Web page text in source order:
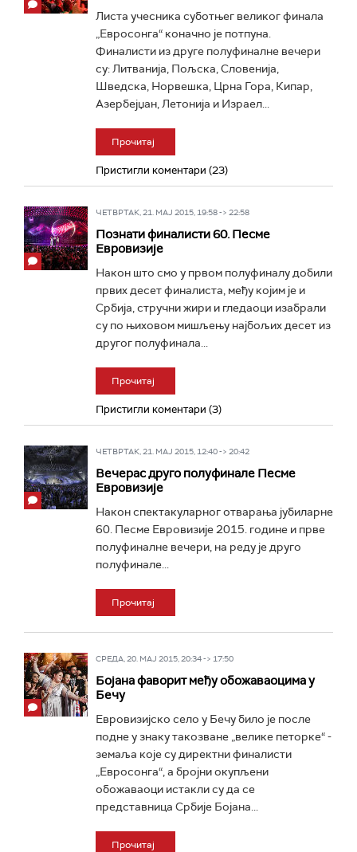
Листа учесника суботњег великог финала
„Евросонга“ коначно је потпуна.
Финалисти из друге полуфиналне вечери
су: Литванија, Пољска, Словенија,
Шведска, Норвешка, Црна Гора, Кипар,
Азербејџан, Летонија и Израел...
Прочитај
Пристигли коментари (23)
ЧЕТВРТАК, 21. МАЈ 2015, 19:58 -> 22:58
Познати финалисти 60. Песме
Евровизије
Након што смо у првом полуфиналу добили
првих десет финалиста, међу којим је и
Србија, стручни жири и гледаоци изабрали
су по њиховом мишљењу најбољих десет из
другог полуфинала...
Прочитај
Пристигли коментари (3)
ЧЕТВРТАК, 21. МАЈ 2015, 12:40 -> 20:42
Вечерас друго полуфинале Песме
Евровизије
Након спектакуларног отварања јубиларне
60. Песме Евровизије 2015. године и прве
полуфиналне вечери, на реду је друго
полуфинале...
Прочитај
СРЕДА, 20. МАЈ 2015, 20:34 -> 17:50
Бојана фаворит међу обожаваоцима у
Бечу
Евровизијско село у Бечу било је после
подне у знаку такозване „велике петорке“ -
земаља које су директни финалисти
„Евросонга“, а бројни окупљени
обожаваоци истакли су да се
представница Србије Бојана...
Прочитај